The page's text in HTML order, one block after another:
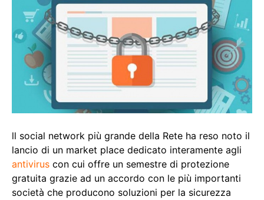
ll social network più grande della Rete ha reso noto il
lancio di un market place dedicato interamente agli
antivirus con cui offre un semestre di protezione
gratuita grazie ad un accordo con le più importanti
società che producono soluzioni per la sicurezza